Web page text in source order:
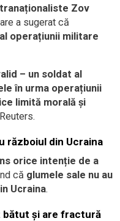
Zov
a sugerat că
operațiunii militare
– un soldat al
în urma operațiunii
limită morală și
războiul din Ucraina
orice intenție de a
că glumele sale nu au
Ucraina.
bătut și are fractură